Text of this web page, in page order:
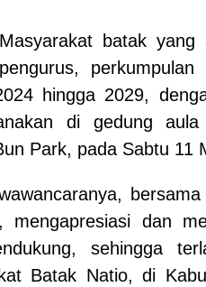
Masyarakat batak yang
hingga 2029,
di gedung
Park, pada Sabtu 11
mengapresiasi dan
sehingga
Batak Natio, di